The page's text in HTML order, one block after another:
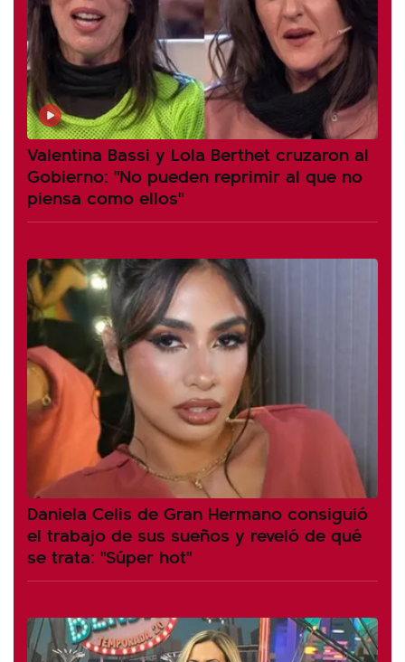
Valentina Bassi y Lola Berthet cruzaron al
Gobierno: "No pueden reprimir al que no
piensa como ellos"
Daniela Celis de Gran Hermano consiguió
el trabajo de sus sueños y reveló de qué
se trata: "Súper hot"